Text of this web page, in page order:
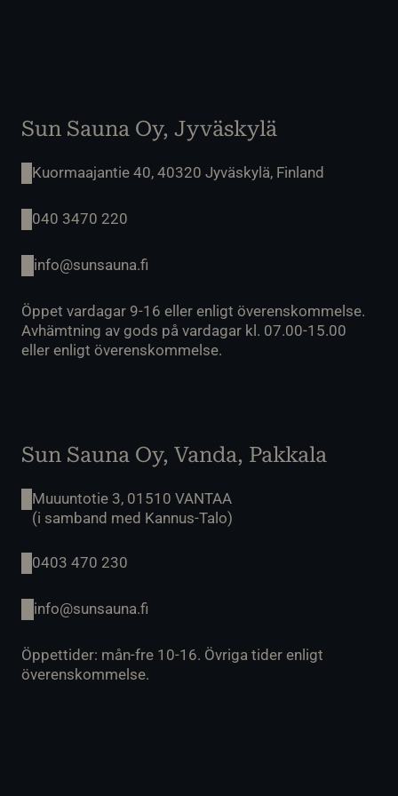
Sun Sauna Oy, Jyväskylä
Kuormaajantie 40, 40320 Jyväskylä, Finland
040 3470 220
info@sunsauna.fi
Öppet vardagar 9-16 eller enligt överenskommelse.
Avhämtning av gods på vardagar kl. 07.00-15.00
eller enligt överenskommelse.
Sun Sauna Oy, Vanda, Pakkala
Muuuntotie 3, 01510 VANTAA
(i samband med Kannus-Talo)
0403 470 230
info@sunsauna.fi
Öppettider: mån-fre 10-16. Övriga tider enligt
överenskommelse.